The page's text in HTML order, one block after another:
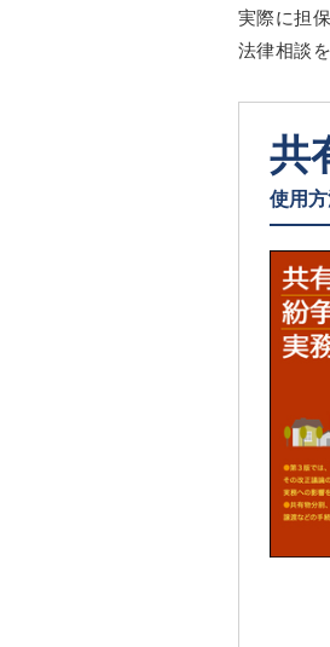
実際に担
法律相談
共
使用